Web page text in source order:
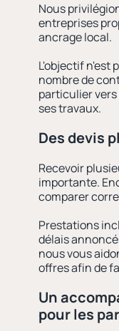
Nous
entreprises
ancrage local.
L'objectif n'est
nombre de
particulier vers
ses travaux.
Des devis
Recevoir
importante.
comparer
Prestations
délais
nous vous
offres afin de
Un
pour les